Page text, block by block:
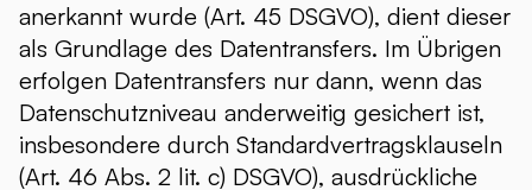
anerkannt wurde (Art. 45 DSGVO), dient dieser
als Grundlage des Datentransfers. Im Übrigen
erfolgen Datentransfers nur dann, wenn das
Datenschutzniveau anderweitig gesichert ist,
insbesondere durch Standardvertragsklauseln
(Art. 46 Abs. 2 lit. c) DSGVO), ausdrückliche